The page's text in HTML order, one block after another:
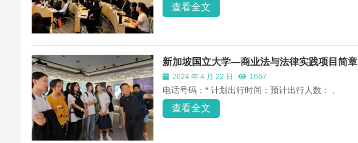
查看全文
新加坡国立大学—商业法与法律实践项目简章
2024 年 4 月 22 日 1667
电话号码：* 计划出行时间：预计出行人数： ,
查看全文